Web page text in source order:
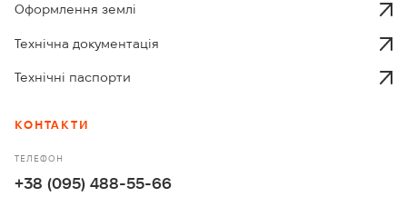
Оформлення землі
Технічна документація
Технічні паспорти
КОНТАКТИ
ТЕЛЕФОН
+38 (095) 488-55-66